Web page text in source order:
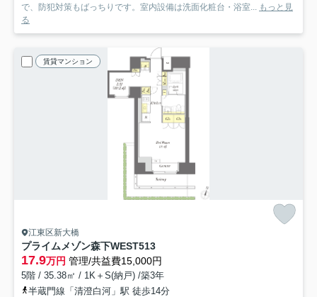
で、防犯対策もばっちりです。室内設備は洗面化粧台・浴室...
もっと見
る
賃貸マンション
江東区新大橋
プライムメゾン森下WEST513
17.9万円 管理/共益費15,000円
5階 / 35.38㎡ / 1K＋S(納戸) /築3年
半蔵門線「清澄白河」駅 徒歩14分